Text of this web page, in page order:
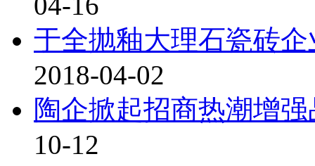
于全抛釉大理石瓷砖
2018-04-02
陶企掀起招商热潮增
10-12